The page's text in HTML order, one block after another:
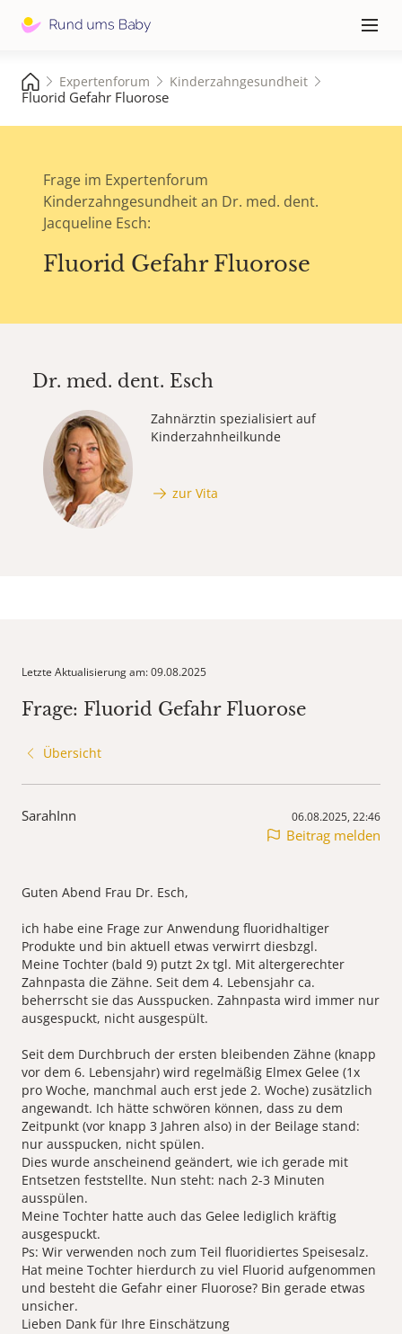
≡
Expertenforum Kinderzahngesundheit
Fluorid Gefahr Fluorose
Frage im Expertenforum
Kinderzahngesundheit an Dr. med. dent.
Jacqueline Esch:
Fluorid Gefahr Fluorose
Dr. med. dent. Esch
Zahnärztin spezialisiert auf
Kinderzahnheilkunde
zur Vita
Letzte Aktualisierung am: 09.08.2025
Frage: Fluorid Gefahr Fluorose
Übersicht
SarahInn 06.08.2025, 22:46
Beitrag melden
Guten Abend Frau Dr. Esch,
ich habe eine Frage zur Anwendung fluoridhaltiger
Produkte und bin aktuell etwas verwirrt diesbzgl.
Meine Tochter (bald 9) putzt 2x tgl. Mit altergerechter
Zahnpasta die Zähne. Seit dem 4. Lebensjahr ca.
beherrscht sie das Ausspucken. Zahnpasta wird immer nur
ausgespuckt, nicht ausgespült.
Seit dem Durchbruch der ersten bleibenden Zähne (knapp
vor dem 6. Lebensjahr) wird regelmäßig Elmex Gelee (1x
pro Woche, manchmal auch erst jede 2. Woche) zusätzlich
angewandt. Ich hätte schwören können, dass zu dem
Zeitpunkt (vor knapp 3 Jahren also) in der Beilage stand:
nur ausspucken, nicht spülen.
Dies wurde anscheinend geändert, wie ich gerade mit
Entsetzen feststellte. Nun steht: nach 2-3 Minuten
ausspülen.
Meine Tochter hatte auch das Gelee lediglich kräftig
ausgespuckt.
Ps: Wir verwenden noch zum Teil fluoridiertes Speisesalz.
Hat meine Tochter hierdurch zu viel Fluorid aufgenommen
und besteht die Gefahr einer Fluorose? Bin gerade etwas
unsicher.
Lieben Dank für Ihre Einschätzung